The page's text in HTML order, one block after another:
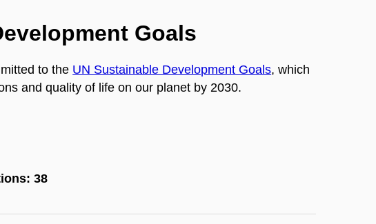
Goals
to the UN Sustainable Development Goals, which
and quality of life on our planet by 2030.
38